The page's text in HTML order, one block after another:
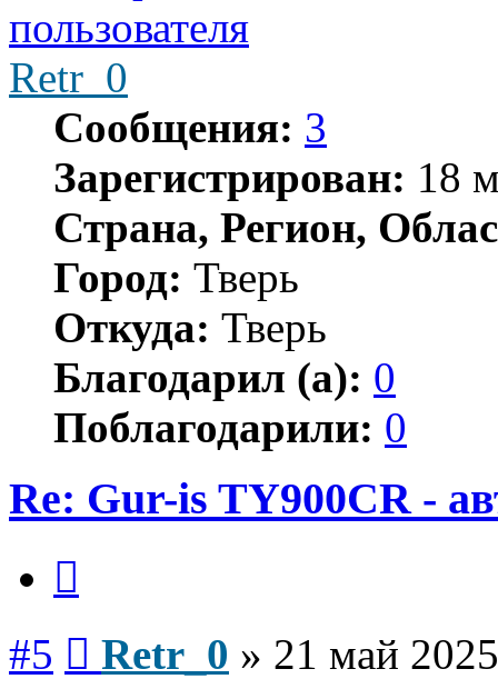
Retr_0
Сообщения: 3
Зарегистрирован: 18
Страна, Регион,
Город: Тверь
Откуда: Тверь
Благодарил (а): 0
Поблагодарили: 0
Re: Gur-is TY900CR -
#5 Retr_0 » 21 май